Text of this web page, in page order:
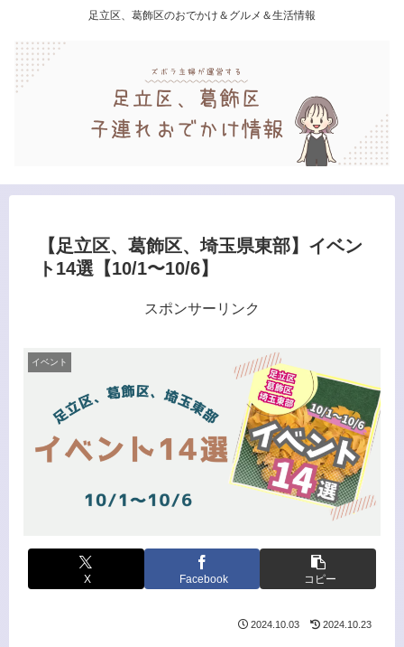
足立区、葛飾区のおでかけ＆グルメ＆生活情報
【足立区、葛飾区、埼玉県東部】イベン
ト14選【10/1〜10/6】
スポンサーリンク
イベント
X Facebook コピー
2024.10.03 2024.10.23